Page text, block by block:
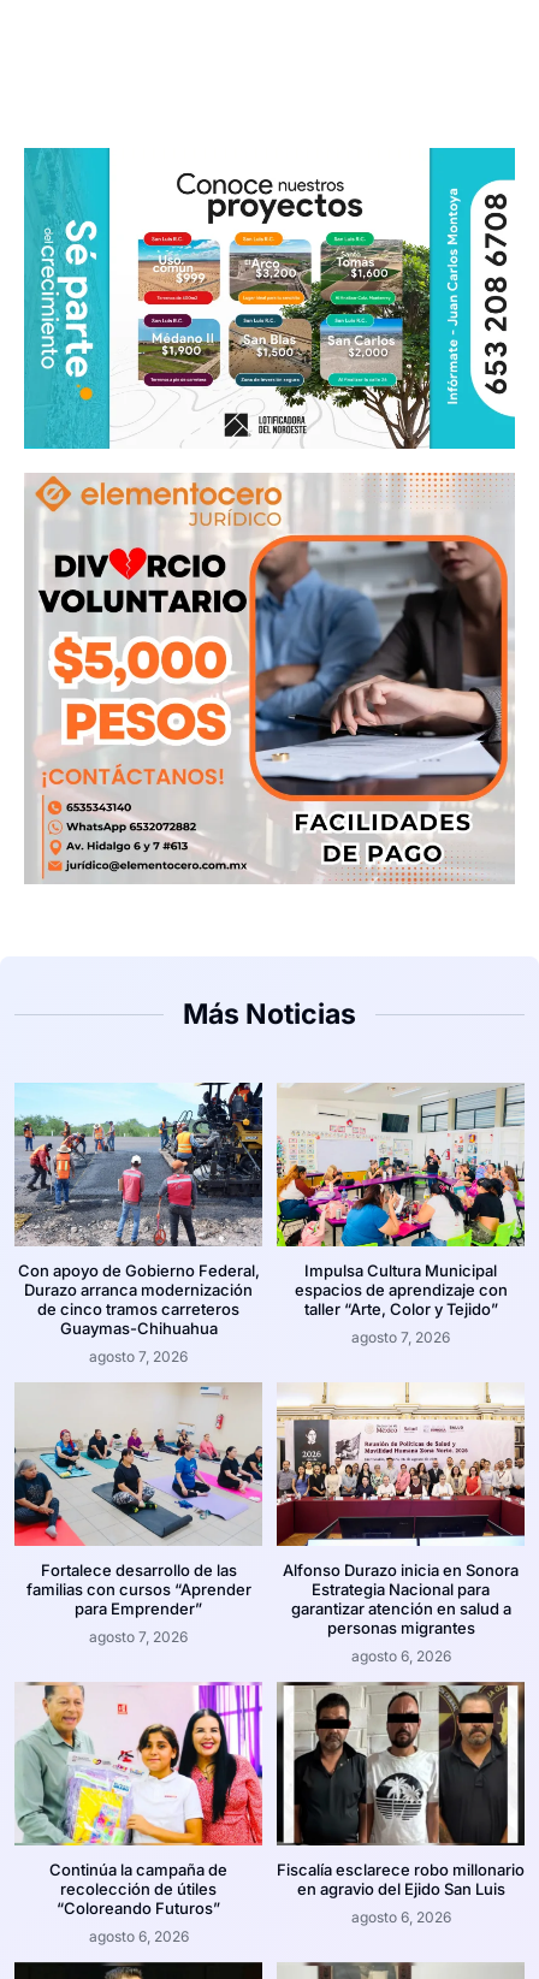
Más Noticias
Con apoyo de Gobierno Federal,
Durazo arranca modernización
de cinco tramos carreteros
Guaymas-Chihuahua
agosto 7, 2026
Impulsa Cultura Municipal
espacios de aprendizaje con
taller “Arte, Color y Tejido”
agosto 7, 2026
Fortalece desarrollo de las
familias con cursos “Aprender
para Emprender”
agosto 7, 2026
Alfonso Durazo inicia en Sonora
Estrategia Nacional para
garantizar atención en salud a
personas migrantes
agosto 6, 2026
Continúa la campaña de
recolección de útiles
“Coloreando Futuros”
agosto 6, 2026
Fiscalía esclarece robo millonario
en agravio del Ejido San Luis
agosto 6, 2026